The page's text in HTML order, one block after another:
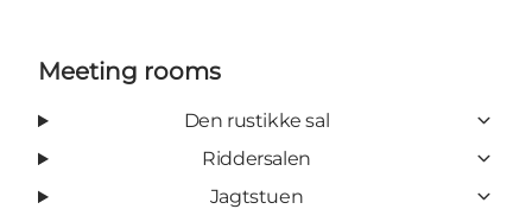
Meeting rooms
Den rustikke sal
Riddersalen
Jagtstuen